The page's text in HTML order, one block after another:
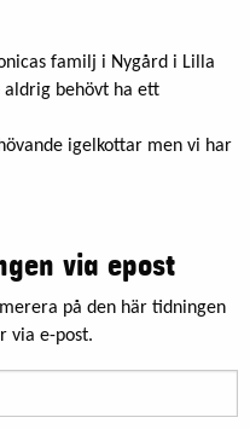
familj i Nygård i Lilla
aldrig behövt ha ett
igelkottar men vi har
via epost
på den här tidningen
via e-post.